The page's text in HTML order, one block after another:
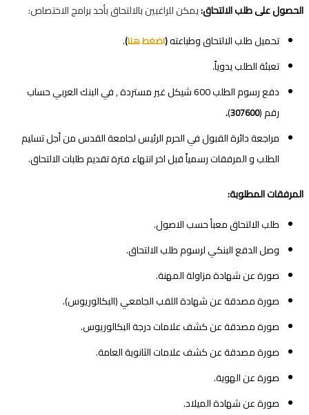
الحصول على طلب الالتحاق:يمكن للراغبين بالالتحاق بأحد برامج الاختصاص:
تحميل طلب الالتحاق وطباعته(اضغط هنا)
.
تعبئة الطلب يدوياً.
دفع رسوم الطلب 600 شيكل غير مستردة , في البنك العربي حساب
رقم (307600
)
.
مراجعة دائرة القبول في الحرم الرئيس لجامعة القدس من أجل تسليم
الطلب و المرفقات رسمياً قبل اخر انتهاء فترة تقديم طلبات الالتحاق.
المرفقات المطلوبة:
طلب الالتحاق معبأ حسب الاصول.
وصل الدفع البنكي لرسوم طلب الالتحاق.
صورة عن شهادة مزاولة المهنة.
صورة مصدقة عن شهادة اللقب الجامعي (البكالوريوس).
صورة مصدقة عن كشف علامات درجة البكالوريوس.
صورة مصدقة عن كشف علامات الثانوية العامة.
صورة عن الهوية.
صورة عن شهادة الميلاد.